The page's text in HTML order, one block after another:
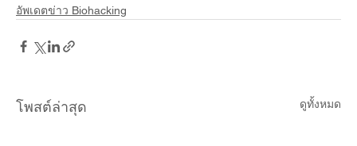
อัพเดตข่าว Biohacking
โพสต์ล่าสุด ดูทั้งหมด